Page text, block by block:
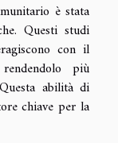
è stata
Questi studi
con il
più
abilità di
chiave per la